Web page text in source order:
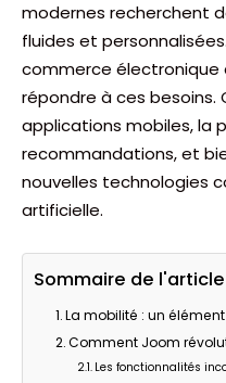
modernes recherchent
fluides et
commerce électronique
répondre à ces besoins.
applications mobiles, la
recommandations, et
nouvelles technologies
artificielle.
Sommaire de l'article
La mobilité : un
Comment Joom
Les fonctionnalités